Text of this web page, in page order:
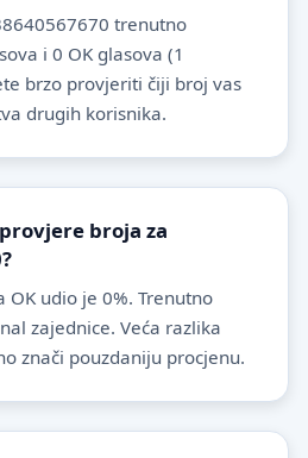
trenutno
i 0 OK glasova (1
brzo provjeriti čiji broj vas
drugih korisnika.
broja za
OK udio je 0%. Trenutno
zajednice. Veća razlika
znači pouzdaniju procjenu.